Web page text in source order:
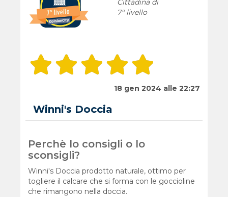
Cittadina di
7° livello
18 gen 2024 alle 22:27
Winni's Doccia
Perchè lo consigli o lo
sconsigli?
Winni's Doccia prodotto naturale, ottimo per
togliere il calcare che si forma con le goccioline
che rimangono nella doccia.